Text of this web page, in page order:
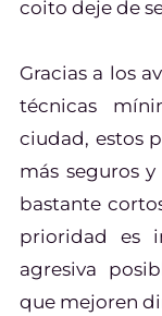
coito deje de
Gracias a los
técnicas
ciudad, estos
más seguros
bastante
prioridad es
agresiva
que mejoren